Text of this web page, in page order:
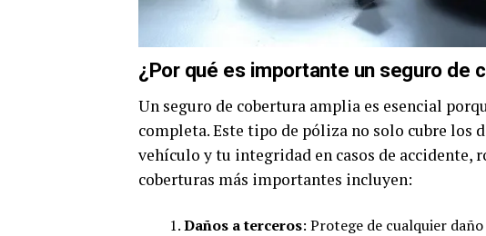
¿Por qué es importante un seguro de
Un seguro de cobertura amplia es esencial
completa. Este tipo de póliza no solo cubre los
vehículo y tu integridad en casos de accidente,
coberturas más importantes incluyen:
Daños a terceros: Protege de cualquier